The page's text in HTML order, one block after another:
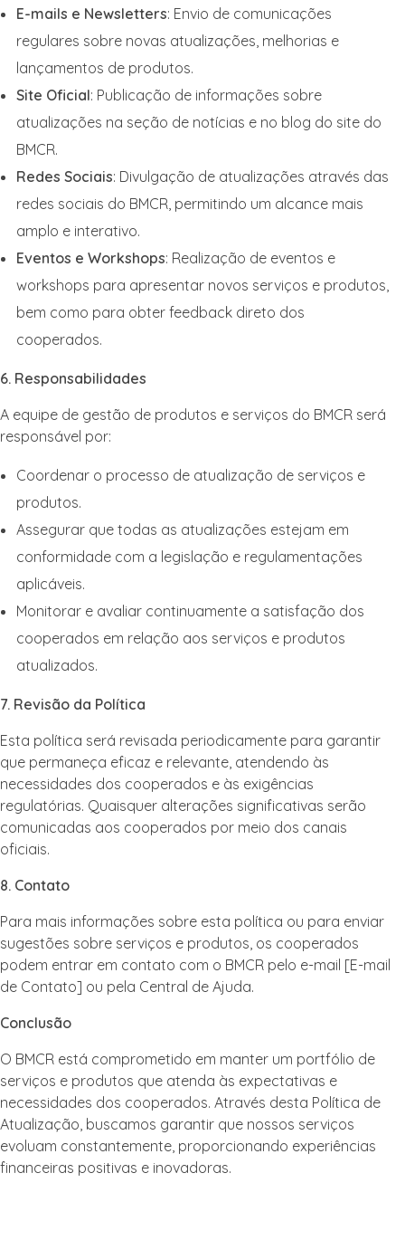
E-mails e Newsletters: Envio de comunicações
regulares sobre novas atualizações, melhorias e
lançamentos de produtos.
Site Oficial: Publicação de informações sobre
atualizações na seção de notícias e no blog do site do
BMCR.
Redes Sociais: Divulgação de atualizações através das
redes sociais do BMCR, permitindo um alcance mais
amplo e interativo.
Eventos e Workshops: Realização de eventos e
workshops para apresentar novos serviços e produtos,
bem como para obter feedback direto dos
cooperados.
6. Responsabilidades
A equipe de gestão de produtos e serviços do BMCR será
responsável por:
Coordenar o processo de atualização de serviços e
produtos.
Assegurar que todas as atualizações estejam em
conformidade com a legislação e regulamentações
aplicáveis.
Monitorar e avaliar continuamente a satisfação dos
cooperados em relação aos serviços e produtos
atualizados.
7. Revisão da Política
Esta política será revisada periodicamente para garantir
que permaneça eficaz e relevante, atendendo às
necessidades dos cooperados e às exigências
regulatórias. Quaisquer alterações significativas serão
comunicadas aos cooperados por meio dos canais
oficiais.
8. Contato
Para mais informações sobre esta política ou para enviar
sugestões sobre serviços e produtos, os cooperados
podem entrar em contato com o BMCR pelo e-mail [E-mail
de Contato] ou pela Central de Ajuda.
Conclusão
O BMCR está comprometido em manter um portfólio de
serviços e produtos que atenda às expectativas e
necessidades dos cooperados. Através desta Política de
Atualização, buscamos garantir que nossos serviços
evoluam constantemente, proporcionando experiências
financeiras positivas e inovadoras.